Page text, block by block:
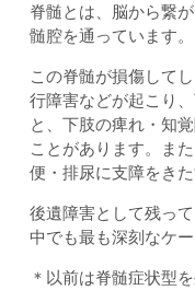
脊髄とは、脳から繋
髄腔を通っています。
この脊髄が損傷して
行障害などが起こり
と、下肢の痺れ・知
ことがあります。ま
便・排尿に支障をき
後遺障害として残っ
中でも最も深刻なケー
＊以前は脊髄症状型